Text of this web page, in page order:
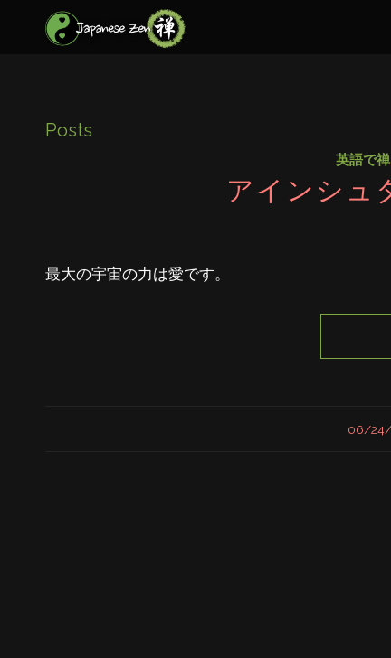
Posts
英語で禅
アインシュ
最大の宇宙の力は愛です。
06/24/
/